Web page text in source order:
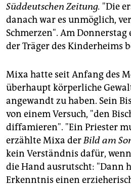
Süddeutschen Zeitung. "Die
danach war es unmöglich,
Schmerzen". Am
der Träger des Kinderheims
Mixa hatte seit Anfang des
überhaupt körperliche
angewandt zu haben. Sein
von einem Versuch, "den
diffamieren". "Ein Priester
erzählte Mixa derBild am
kein Verständnis dafür,
die Hand ausrutscht: "Dann
Erkenntnis einen